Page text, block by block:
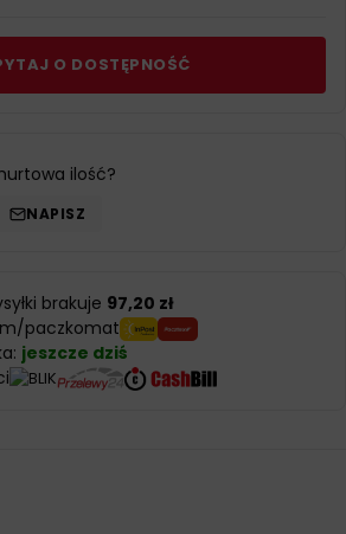
O DOSTĘPNOŚĆ
ilość?
NAPISZ
brakuje 97,20 zł
paczkomat
jeszcze dziś